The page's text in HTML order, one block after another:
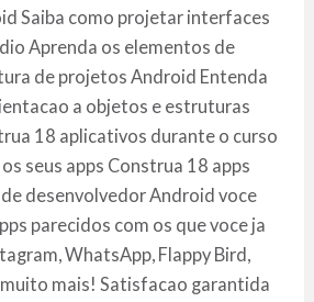
Saiba como projetar interfaces
Aprenda os elementos de
de projetos Android Entenda
a objetos e estruturas
18 aplicativos durante o curso
seus apps Construa 18 apps
desenvolvedor Android voce
parecidos com os que voce ja
WhatsApp, Flappy Bird,
mais! Satisfacao garantida